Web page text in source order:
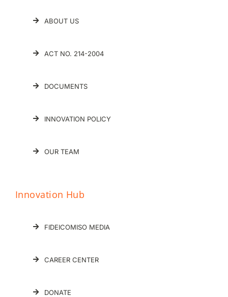
ABOUT US
ACT NO. 214-2004
DOCUMENTS
INNOVATION POLICY
OUR TEAM
Innovation Hub
FIDEICOMISO MEDIA
CAREER CENTER
DONATE